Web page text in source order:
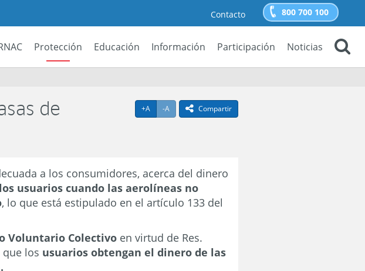
Contacto 800 700 100
Protección Educación Información Participación
Noticias
+A Agrandar texto
-A Achicar textoicono compartir
Compartir
de
a los consumidores, acerca del dinero
usuarios cuando las aerolíneas no
, lo que está estipulado en el artículo 133 del
Voluntario Colectivo en virtud de Res.
que los usuarios obtengan el dinero de las